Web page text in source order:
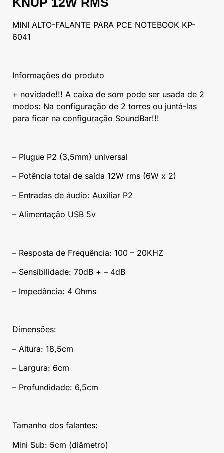
MINI ALTO-FALANTE PARA PCE NOTEBOOK KP-
6041
Informações do produto
+ novidade!!! A caixa de som pode ser usada de 2
modos: Na configuração de 2 torres ou juntá-las
para ficar na configuração SoundBar!!!
– Plugue P2 (3,5mm) universal
– Potência total de saída 12W rms (6W x 2)
– Entradas de áudio: Auxiliar P2
– Alimentação USB 5v
– Resposta de Frequência: 100 – 20KHZ
– Sensibilidade: 70dB + – 4dB
– Impedância: 4 Ohms
Dimensões:
– Altura: 18,5cm
– Largura: 6cm
– Profundidade: 6,5cm
Tamanho dos falantes:
Mini Sub: 5cm (diâmetro)